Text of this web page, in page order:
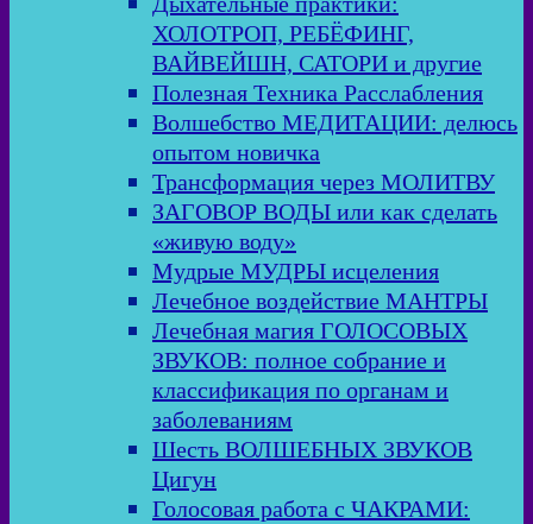
ХОЛОТРОП, РЕБЁФИНГ,
ВАЙВЕЙШН, САТОРИ и другие
Полезная Техника Расслабления
Волшебство МЕДИТАЦИИ: делюсь
опытом новичка
Трансформация через МОЛИТВУ
ЗАГОВОР ВОДЫ или как сделать
«живую воду»
Мудрые МУДРЫ исцеления
Лечебное воздействие МАНТРЫ
Лечебная магия ГОЛОСОВЫХ
ЗВУКОВ: полное собрание и
классификация по органам и
заболеваниям
Шесть ВОЛШЕБНЫХ ЗВУКОВ
Цигун
Голосовая работа с ЧАКРАМИ: